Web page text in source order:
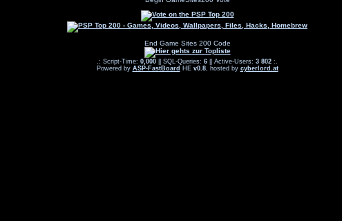
End Game Sites 200 Code
.: Script-Time: 0,000 || SQL-Queries: 6 || Active-Users: 3 802 :.
Powered by ASP-FastBoard HE v0.8, hosted by cyberlord.at